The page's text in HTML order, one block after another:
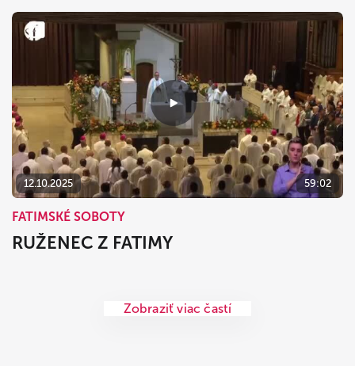
12.10.2025 59:02
FATIMSKÉ SOBOTY
RUŽENEC Z FATIMY
Zobraziť viac častí